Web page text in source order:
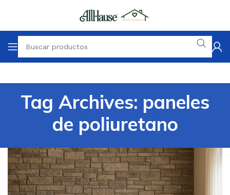
Tag Archives: paneles
de poliuretano